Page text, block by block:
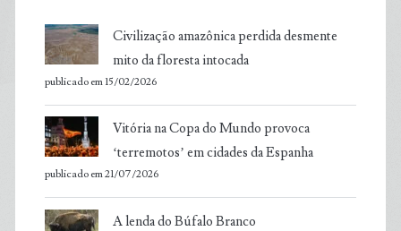
Civilização amazônica perdida desmente
mito da floresta intocada
publicado em 15/02/2026
Vitória na Copa do Mundo provoca
‘terremotos’ em cidades da Espanha
publicado em 21/07/2026
A lenda do Búfalo Branco